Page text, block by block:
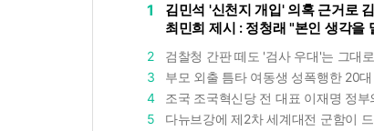
1
김민석 '신천지 개입' 의혹 근거로
최민희 제시 : 정청래 "본인 생각을
2
3
4
5